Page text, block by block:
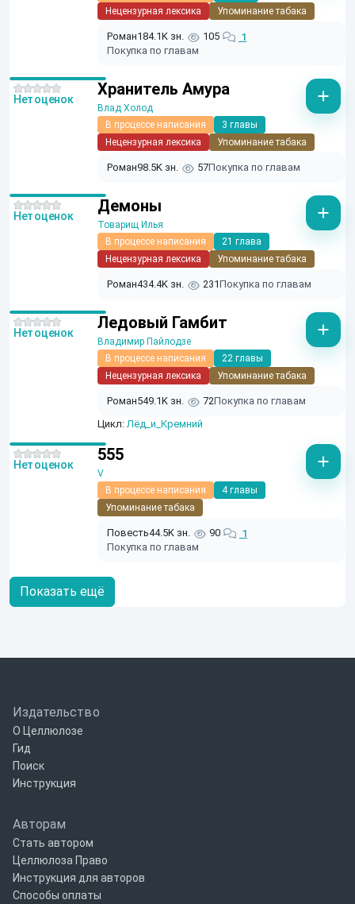
Нецензурная лексика
Упоминание табака
Роман184.1K зн. 105
1
Покупка по главам
Хранитель Амура
Влад Холод
В процессе написания
3 главы
Нецензурная лексика
Упоминание табака
Роман98.5K зн. 57Покупка по главам
Нет оценок
Демоны
Товарищ Илья
В процессе написания
21 глава
Нецензурная лексика
Упоминание табака
Роман434.4K зн. 231Покупка по главам
Нет оценок
Ледовый Гамбит
Владимир Пайлодзе
В процессе написания
22 главы
Нецензурная лексика
Упоминание табака
Роман549.1K зн. 72Покупка по главам
Цикл: Лёд_и_Кремний
Нет оценок
555
V
В процессе написания
4 главы
Упоминание табака
Повесть44.5K зн. 90
1
Покупка по главам
Нет оценок
Показать ещё
Издательство
О Целлюлозе
Гид
Поиск
Инструкция
Авторам
Стать автором
Целлюлоза Право
Инструкция для авторов
Способы оплаты